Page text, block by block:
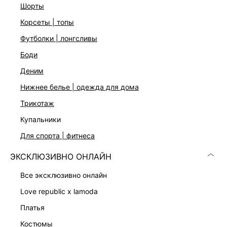
шорты
корсеты | топы
футболки | лонгсливы
боди
деним
нижнее белье | одежда для дома
трикотаж
купальники
для спорта | фитнеса
ЭКСКЛЮЗИВНО ОНЛАЙН
все эксклюзивно онлайн
love republic x lamoda
платья
костюмы
Застежка на спинке на скрытую молнию
На модели размер 44. Крой модели соответствует
стандартному размеру
ДОСТАВКА И ВОЗВРАТ
Подробные условия доставки и возврата
в AppStore
КАТАЛОГ